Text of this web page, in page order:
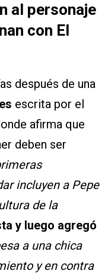
al personaje
con El
después de una
escrita por el
afirma que
deben ser
incluyen a Pepe
de la
y luego agregó
a una chica
y en contra